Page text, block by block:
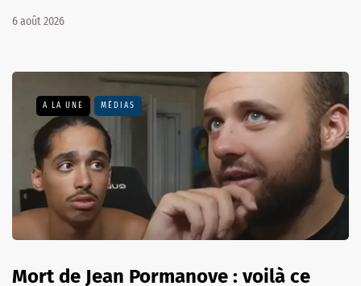
6 août 2026
A LA UNE MÉDIAS
Mort de Jean Pormanove : voilà ce